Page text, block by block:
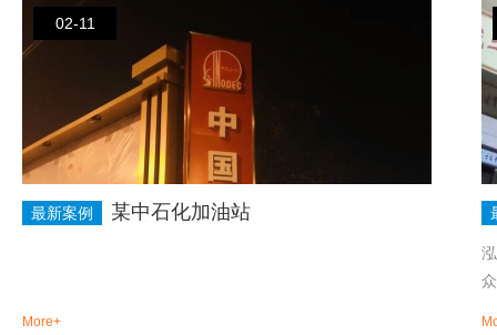
02-11
最新案例 某中石化加油站
More+